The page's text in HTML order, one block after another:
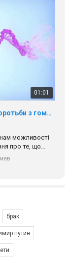
01:01
17 травня IDAHO. Міжнародний день боротьби з гомофобією трансфобією і біфобія.
нам можливості
про те, що
ми
рівності та
підрозділи
брак
путин